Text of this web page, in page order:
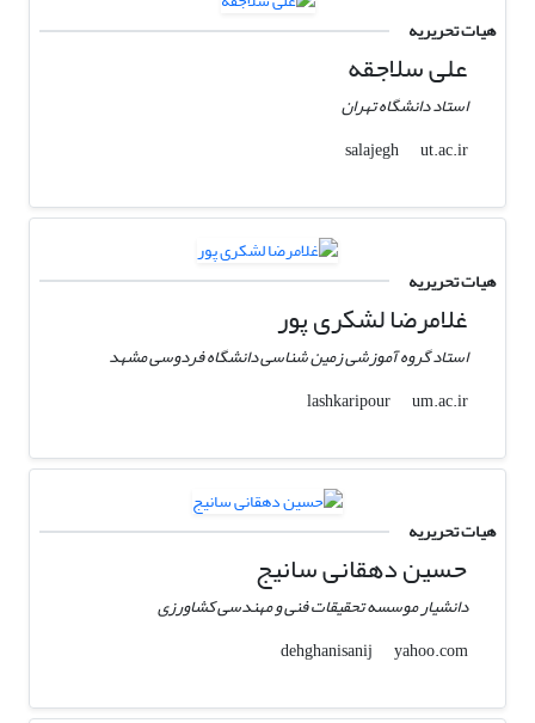
هیات تحریریه
علی سلاجقه
استاد دانشگاه تهران
salajegh
ut.ac.ir
هیات تحریریه
غلامرضا لشکری پور
استاد گروه آموزشی زمین شناسی دانشگاه فردوسی مشهد
lashkaripour
um.ac.ir
هیات تحریریه
حسین دهقانی سانیج
دانشیار موسسه تحقیقات فنی و مهندسی کشاورزی
dehghanisanij
yahoo.com